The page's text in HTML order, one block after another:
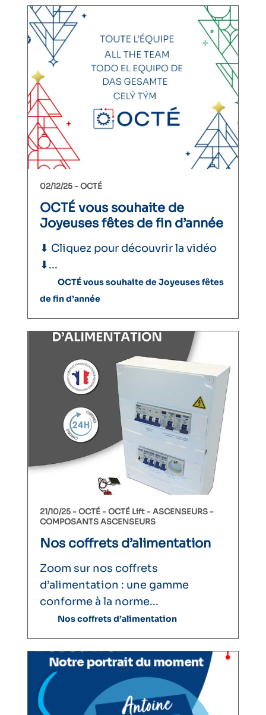
02/12/25 -OCTÉ
OCTÉ vous souhaite de
Joyeuses fêtes de fin d’année
⬇︎ Cliquez pour découvrir la vidéo
⬇︎...
OCTÉ vous souhaite de Joyeuses fêtes
de fin d’année
21/10/25 -OCTÉ OCTÉ Lift
ASCENSEURS
COMPOSANTS ASCENSEURS
Nos coffrets d’alimentation
Zoom sur nos coffrets
d’alimentation : une gamme
conforme à la norme...
Nos coffrets d’alimentation